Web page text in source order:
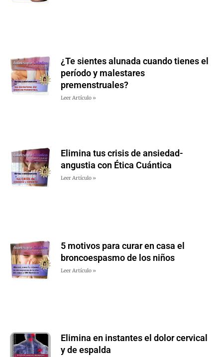
¿Te sientes alunada cuando tienes el
período y malestares
premenstruales?
Leer Artículo »
Elimina tus crisis de ansiedad-
angustia con Ética Cuántica
Leer Artículo »
5 motivos para curar en casa el
broncoespasmo de los niños
Leer Artículo »
Elimina en instantes el dolor cervical
y de espalda